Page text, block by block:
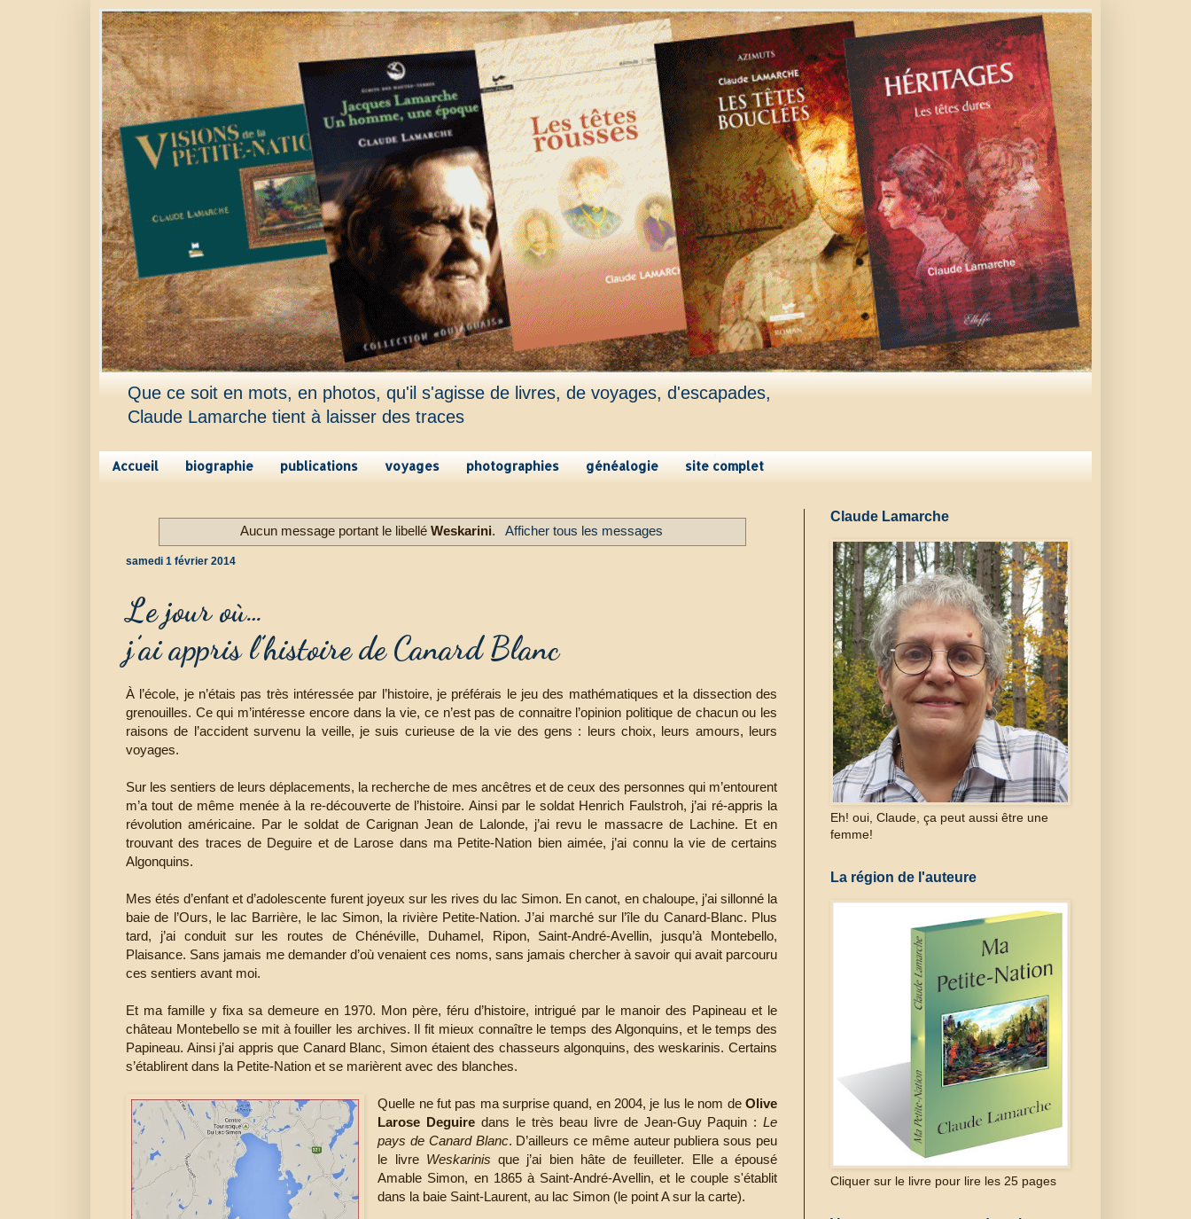
Que ce soit en mots, en photos, qu'il s'agisse de livres, de voyages, d'escapades,
Claude Lamarche tient à laisser des traces
Accueil biographie publications voyages photographies généalogie site complet
Aucun message portant le libelléWeskarini. Afficher tous les messages
samedi 1 février 2014
Le jour où…
j’ai appris l’histoire de Canard Blanc
À l’école, je n’étais pas très intéressée par l’histoire, je préférais le jeu des mathématiques et la dissection des
grenouilles. Ce qui m’intéresse encore dans la vie, ce n’est pas de connaitre l’opinion politique de chacun ou les
raisons de l’accident survenu la veille, je suis curieuse de la vie des gens : leurs choix, leurs amours, leurs
voyages.
Sur les sentiers de leurs déplacements, la recherche de mes ancêtres et de ceux des personnes qui m’entourent
m’a tout de même menée à la re-découverte de l’histoire. Ainsi par le soldat Henrich Faulstroh, j’ai ré-appris la
révolution américaine. Par le soldat de Carignan Jean de Lalonde, j’ai revu le massacre de Lachine. Et en
trouvant des traces de Deguire et de Larose dans ma Petite-Nation bien aimée, j’ai connu la vie de certains
Algonquins.
Mes étés d’enfant et d’adolescente furent joyeux sur les rives du lac Simon. En canot, en chaloupe, j’ai sillonné la
baie de l’Ours, le lac Barrière, le lac Simon, la rivière Petite-Nation. J’ai marché sur l’île du Canard-Blanc. Plus
tard, j’ai conduit sur les routes de Chénéville, Duhamel, Ripon, Saint-André-Avellin, jusqu’à Montebello,
Plaisance. Sans jamais me demander d’où venaient ces noms, sans jamais chercher à savoir qui avait parcouru
ces sentiers avant moi.
Et ma famille y fixa sa demeure en 1970. Mon père, féru d’histoire, intrigué par le manoir des Papineau et le
château Montebello se mit à fouiller les archives. Il fit mieux connaître le temps des Algonquins, et le temps des
Papineau. Ainsi j’ai appris que Canard Blanc, Simon étaient des chasseurs algonquins, des weskarinis. Certains
s’établirent dans la Petite-Nation et se marièrent avec des blanches.
Quelle ne fut pas ma surprise quand, en 2004, je lus le nom de Olive
Larose Deguire dans le très beau livre de Jean-Guy Paquin :Le
pays de Canard Blanc. D’ailleurs ce même auteur publiera sous peu
le livre Weskarinis que j’ai bien hâte de feuilleter. Elle a épousé
Amable Simon, en 1865 à Saint-André-Avellin, et le couple s'établit
dans la baie Saint-Laurent, au lac Simon (le point A sur la carte).
Claude Lamarche
Eh! oui, Claude, ça peut aussi être une
femme!
La région de l'auteure
Cliquer sur le livre pour lire les 25 pages